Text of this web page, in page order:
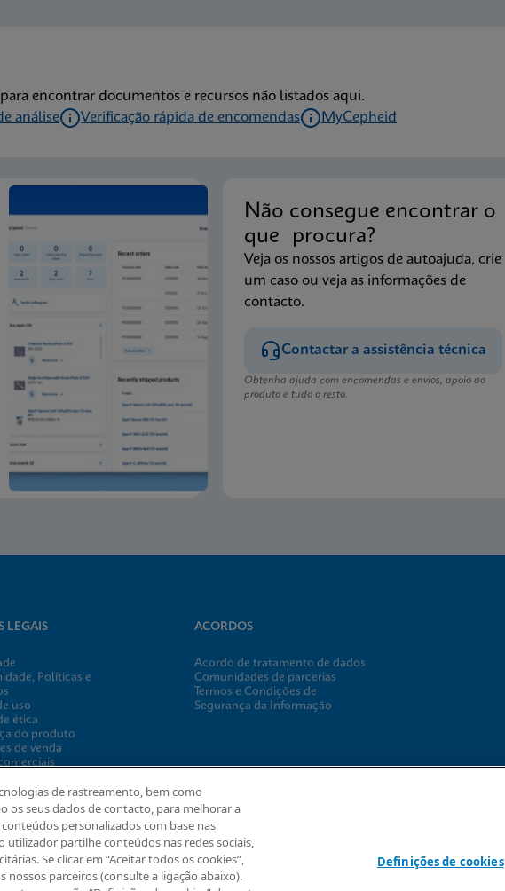
encontrar documentos e recursos não listados aqui.
análise Verificação rápida de encomendas MyCepheid
Não consegue encontrar o
que procura?
Veja os nossos artigos de autoajuda, crie
um caso ou veja as informações de
contacto.
Contactar a assistência técnica
Obtenha ajuda com encomendas e envios, apoio ao
produto e tudo o resto.
LEGAIS
Políticas e
uso
ética
do produto
de venda
Grant & Donation
de cookies
ACORDOS
Acordo de tratamento de dados
Comunidades de parcerias
Termos e Condições de
Segurança da Informação
de rastreamento, bem como
seus dados de contacto, para melhorar a
personalizados com base nas
partilhe conteúdos nas redes sociais,
Se clicar em “Aceitar todos os cookies”,
nossos parceiros (consulte a ligação abaixo).
Definições de cookies